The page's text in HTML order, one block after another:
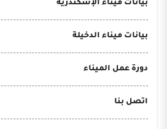
بيانات ميناء الإسكندرية
بيانات ميناء الدخيلة
دورة عمل الميناء
اتصل بنا